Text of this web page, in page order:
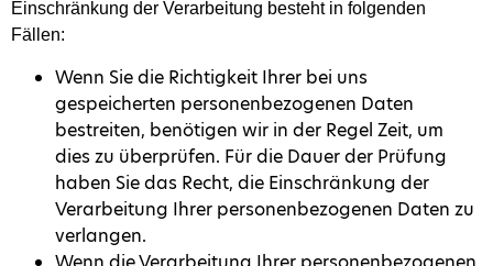
Einschränkung der Verarbeitung besteht in folgenden
Fällen:
Wenn Sie die Richtigkeit Ihrer bei uns
gespeicherten personenbezogenen Daten
bestreiten, benötigen wir in der Regel Zeit, um
dies zu überprüfen. Für die Dauer der Prüfung
haben Sie das Recht, die Einschränkung der
Verarbeitung Ihrer personenbezogenen Daten zu
verlangen.